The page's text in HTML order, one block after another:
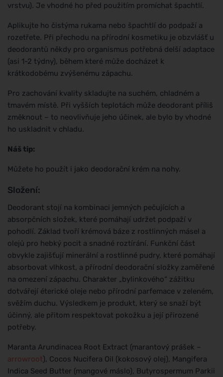
vrstvu). Je vhodné ho před použitím promíchat špachtlí.
Aplikujte ho čistýma rukama nebo špachtlí do podpaží a
rozetřete. Při přechodu na přírodní kosmetiku je obzvlášť u
deodorantů někdy pro organismus potřebná delší adaptace
(asi 1-2 týdny), během které může docházet k
krátkodobému zvýšenému zápachu.
Pro zachování kvality skladujte na suchém, chladném a
tmavém místě. Při vyšších teplotách může deodorant příliš
změknout – to neovlivňuje jeho účinek, ale bylo by vhodné
ho uskladnit v chladu.
Náš tip:
Můžete ho použít i jako deodorační krém na nohy.
Složení:
Deodorant stojí na kombinaci jemných pečujících a
absorpčních složek, které pomáhají udržet podpaží v
pohodlí. Základ tvoří krémová báze z rostlinných másel a
olejů pro hebký pocit a snadné roztírání. Funkční část
obvykle zajišťují minerální a rostlinné pudry, které pomáhají
absorbovat vlhkost, a přírodní deodorační složky zaměřené
na omezení zápachu. Charakter „bylinkového“ zážitku
dotvářejí éterické oleje nebo přírodní parfemace v zeleném,
svěžím duchu. Výsledkem je produkt, který se snaží být
účinný, ale přitom respektovat pokožku a její přirozené
potřeby.
Maranta Arundinacea Root Extract (marantový prášek –
arrowroot), Cocos Nucifera Oil (kokosový olej), Mangifera
Indica Seed Butter (mangové máslo), Butyrospermum Parkii